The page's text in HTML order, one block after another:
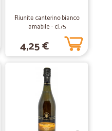
SERVIZIO puntuali nelle
IN CASA .
31/05/2020
M.
mi servivano su Cicalia per il
altri siti, penso che mi servirò
Riunite canterino bianco
amabile - cl.75
4,25 €